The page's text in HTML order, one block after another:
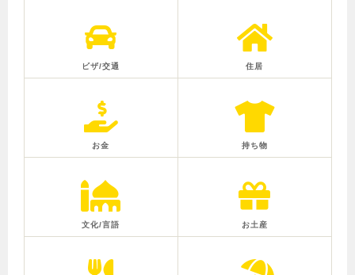
ビザ/交通 住居
お金 持ち物
文化/言語 お土産